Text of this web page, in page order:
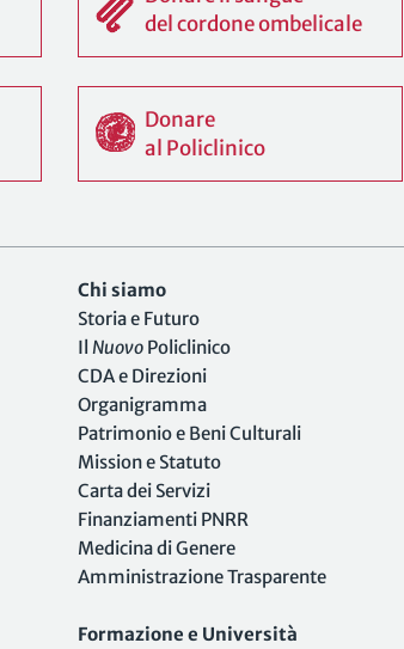
del cordone ombelicale
Donare
al Policlinico
Chi siamo
Storia e Futuro
Il NuovoPoliclinico
CDA e Direzioni
Organigramma
Patrimonio e Beni Culturali
Mission e Statuto
Carta dei Servizi
Finanziamenti PNRR
Medicina di Genere
Amministrazione Trasparente
Formazione e Università